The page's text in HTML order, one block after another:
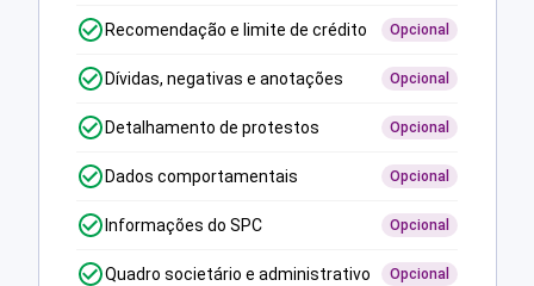
Recomendação e limite de crédito Opcional
Dívidas, negativas e anotações Opcional
Detalhamento de protestos Opcional
Dados comportamentais Opcional
Informações do SPC Opcional
Quadro societário e administrativo Opcional